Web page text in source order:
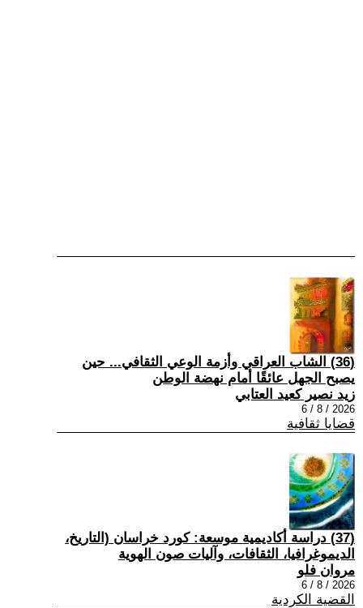
(36) الشاب العراقي وأزمة الوعي الثقافي... حين
يصبح الجهل عائقًا أمام نهضة الوطن
زيد نصير كعيد العتابي
2026 / 8 / 6
قضايا ثقافية
(37) دراسة أكاديمية موسعة: كورد خراسان (التاريخ،
الديموغرافيا، الثقافات، وآليات صون الهوية
مروان فلو
2026 / 8 / 6
القضية الكردية